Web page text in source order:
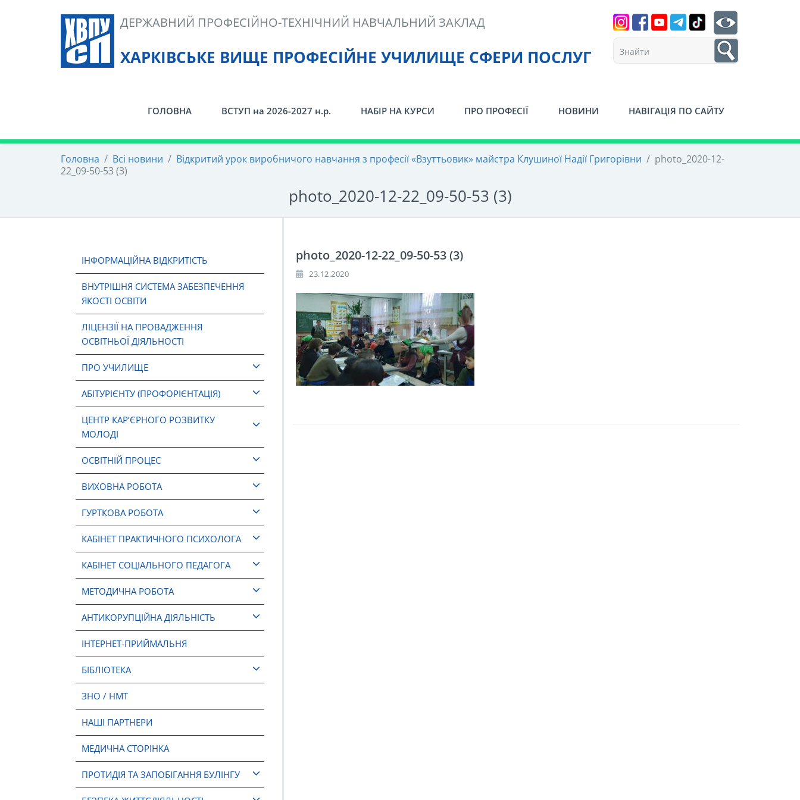
ХАРКІВСЬКЕ ВИЩЕ ПРОФЕСІЙНЕ УЧИЛИЩЕ СФЕРИ ПОСЛУГ
ДЕРЖАВНИЙ ПРОФЕСІЙНО-ТЕХНІЧНИЙ НАВЧАЛЬНИЙ ЗАКЛАД
1
ГОЛОВНА ВСТУП на 2026-2027 н.р. НАБІР НА КУРСИ ПРО ПРОФЕСІЇ НОВИНИ НАВІГАЦІЯ ПО САЙТУ
Головна / Всі новини / Відкритий урок виробничого навчання з професії «Взуттьовик» майстра Клушиної Надії Григорівни / photo_2020-12-
22_09-50-53 (3)
photo_2020-12-22_09-50-53 (3)
ІНФОРМАЦІЙНА ВІДКРИТІСТЬ
ВНУТРІШНЯ СИСТЕМА ЗАБЕЗПЕЧЕННЯ
ЯКОСТІ ОСВІТИ
ЛІЦЕНЗІЇ НА ПРОВАДЖЕННЯ
ОСВІТНЬОЇ ДІЯЛЬНОСТІ
ПРО УЧИЛИЩЕ
АБІТУРІЄНТУ (ПРОФОРІЄНТАЦІЯ)
ЦЕНТР КАР’ЄРНОГО РОЗВИТКУ
МОЛОДІ
ОСВІТНІЙ ПРОЦЕС
ВИХОВНА РОБОТА
ГУРТКОВА РОБОТА
КАБІНЕТ ПРАКТИЧНОГО ПСИХОЛОГА
КАБІНЕТ СОЦІАЛЬНОГО ПЕДАГОГА
МЕТОДИЧНА РОБОТА
АНТИКОРУПЦІЙНА ДІЯЛЬНІСТЬ
ІНТЕРНЕТ-ПРИЙМАЛЬНЯ
БІБЛІОТЕКА
ЗНО / НМТ
НАШІ ПАРТНЕРИ
МЕДИЧНА СТОРІНКА
ПРОТИДІЯ ТА ЗАПОБІГАННЯ БУЛІНГУ
photo_2020-12-22_09-50-53 (3)
23.12.2020